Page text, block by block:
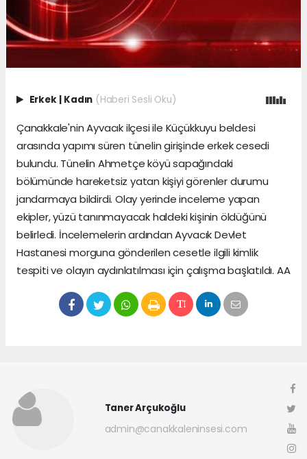
Erkek | Kadın (Haberi Sesli Oku)
Çanakkale'nin Ayvacık ilçesi ile Küçükkuyu beldesi
arasında yapımı süren tünelin girişinde erkek cesedi
bulundu. Tünelin Ahmetçe köyü sapağındaki
bölümünde hareketsiz yatan kişiyi görenler durumu
jandarmaya bildirdi. Olay yerinde inceleme yapan
ekipler, yüzü tanınmayacak haldeki kişinin öldüğünü
belirledi. İncelemelerin ardından Ayvacık Devlet
Hastanesi morguna gönderilen cesetle ilgili kimlik
tespiti ve olayın aydınlatılması için çalışma başlatıldı. AA
Taner Arçukoğlu
admin@canakkaleninsesi.com